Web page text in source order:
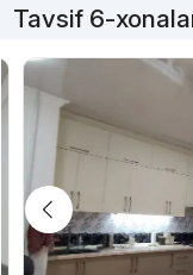
Tavsif 6-